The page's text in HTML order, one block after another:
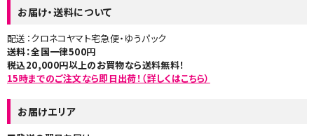
お届け・送料について
配送：クロネコヤマト宅急便・ゆうパック
送料：全国一律500円
税込20,000円以上のお買物なら送料無料！
15時までのご注文なら即日出荷！（詳しくはこちら）
お届けエリア